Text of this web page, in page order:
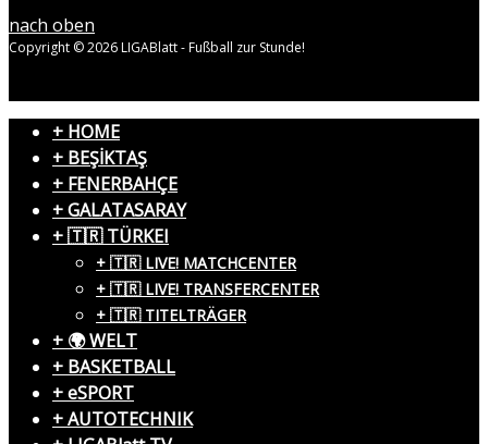
nach oben
Copyright © 2026 LIGABlatt - Fußball zur Stunde!
+ HOME
+ BEŞİKTAŞ
+ FENERBAHÇE
+ GALATASARAY
+ 🇹🇷 TÜRKEI
+ 🇹🇷 LIVE! MATCHCENTER
+ 🇹🇷 LIVE! TRANSFERCENTER
+ 🇹🇷 TITELTRÄGER
+ 🌍 WELT
+ BASKETBALL
+ eSPORT
+ AUTOTECHNIK